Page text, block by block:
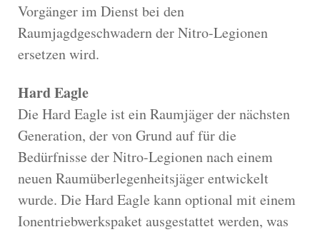
Vorgänger im Dienst bei den
Raumjagdgeschwadern der Nitro-Legionen
ersetzen wird.
Hard Eagle
Die Hard Eagle ist ein Raumjäger der nächsten
Generation, der von Grund auf für die
Bedürfnisse der Nitro-Legionen nach einem
neuen Raumüberlegenheitsjäger entwickelt
wurde. Die Hard Eagle kann optional mit einem
Ionentriebwerkspaket ausgestattet werden, was